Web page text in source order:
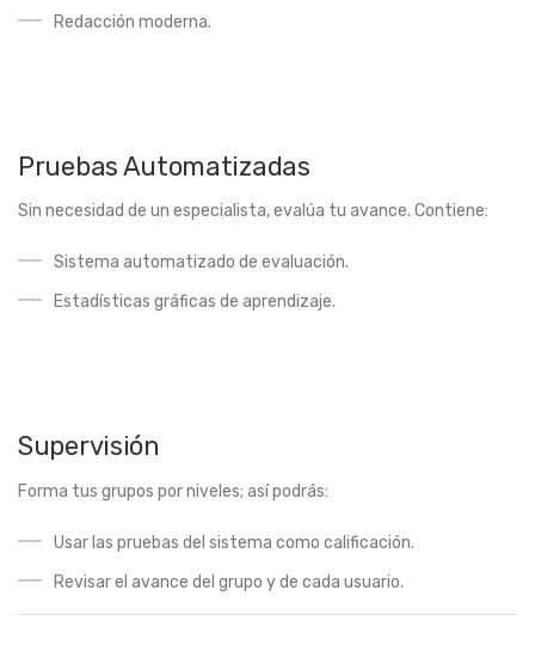
Redacción moderna.
Pruebas Automatizadas
Sin necesidad de un especialista, evalúa tu avance. Contiene:
Sistema automatizado de evaluación.
Estadísticas gráficas de aprendizaje.
Supervisión
Forma tus grupos por niveles; así podrás:
Usar las pruebas del sistema como calificación.
Revisar el avance del grupo y de cada usuario.